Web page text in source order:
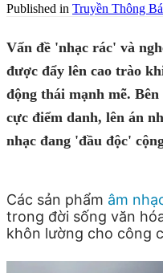
Published in Truyền Thông
Vấn đề 'nhạc rác' và
được đẩy lên cao trào
động thái mạnh mẽ.
cực điểm danh, lên án
nhạc đang 'đầu độc'
Các sản phẩm âm
trong đời sống văn
khôn lường cho công